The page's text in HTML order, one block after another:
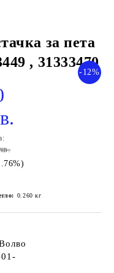
за пета
, 31333470
-12%
0.260 кг